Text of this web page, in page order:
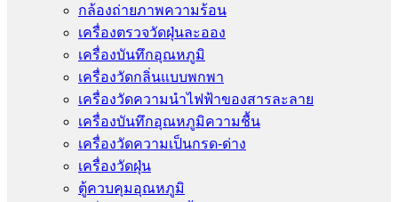
กล้องถ่ายภาพความร้อน
เครื่องตรวจวัดฝุ่นละออง
เครื่องบันทึกอุณหภูมิ
เครื่องวัดกลิ่นแบบพกพา
เครื่องวัดความนําไฟฟ้าของสารละลาย
เครื่องบันทึกอุณหภูมิความชื้น
เครื่องวัดความเป็นกรด-ด่าง
เครื่องวัดฝุ่น
ตู้ควบคุมอุณหภูมิ